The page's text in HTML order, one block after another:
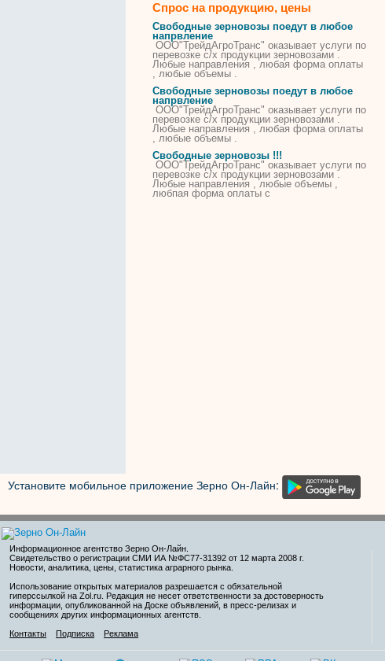
Спрос на продукцию, цены
Свободные зерновозы поедут в любое
напрвление
ООО"ТрейдАгроТранс" оказывает услуги по
перевозке с/х продукции зерновозами .
Любые направления , любая форма оплаты
, любые объемы .
Свободные зерновозы поедут в любое
напрвление
ООО"ТрейдАгроТранс" оказывает услуги по
перевозке с/х продукции зерновозами .
Любые направления , любая форма оплаты
, любые объемы .
Свободные зерновозы !!!
ООО"ТрейдАгроТранс" оказывает услуги по
перевозке с/х продукции зерновозами .
Любые направления , любые объемы ,
любпая форма оплаты с
Установите мобильное приложение Зерно Он-Лайн:
Информационное агентство Зерно Он-Лайн
Свидетельство о регистрации СМИ ИА №ФС77-31392 от 12 марта 2008 г.
Новости, аналитика, цены, статистика аграрного рынка.
Использование открытых материалов разрешается с обязательной
гиперссылкой на Zol.ru. Редакция не несет ответственности за достоверность
информации, опубликованной на Доске объявлений, в пресс-релизах и
сообщениях других информационных агентств.
Контакты
Подписка Реклама